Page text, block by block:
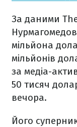
За даними
мільйона
мільйонів
за медіа-
50 тисяч
вечора.
Його